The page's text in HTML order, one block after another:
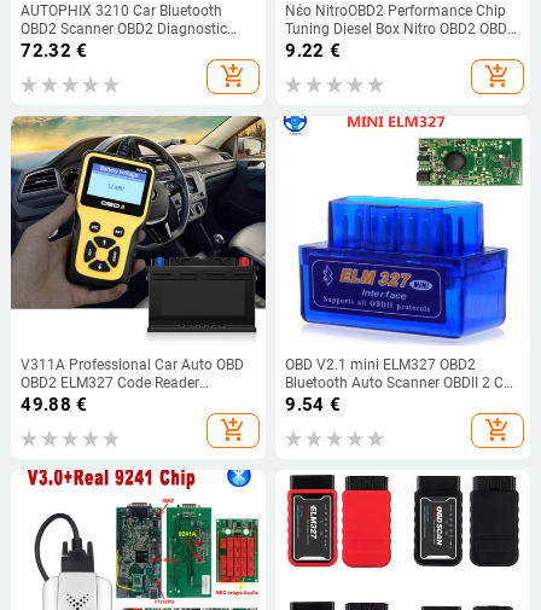
AUTOPHIX 3210 Car Bluetooth
OBD2 Scanner OBD2 Diagnostic
Tools Auto Test Performance
Readers Code Professional Check
Battery
72.32 €
add_shopping_cart
Νέο NitroOBD2 Performance Chip
Tuning Diesel Box Nitro OBD2 OBD
Interface More Power Torque CNP
9.22 €
add_shopping_cart
V311A Professional Car Auto OBD
OBD2 ELM327 Code Reader
Scanner Diagnostic tool
49.88 €
add_shopping_cart
OBD V2.1 mini ELM327 OBD2
Bluetooth Auto Scanner OBDII 2 Car
ELM 327 Tester Diagnostic Tool for
Android Windows Symbian σε
απόθεμα
9.54 €
add_shopping_cart